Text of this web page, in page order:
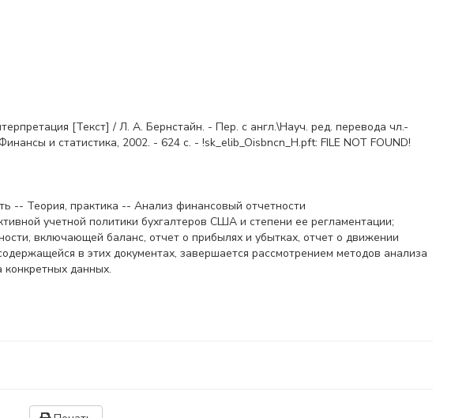
[Текст] / Л. А. Бернстайн. - Пер. с англ.\Науч. ред. перевода чл.-
и статистика, 2002. - 624 с. - !sk_elib_Oisbncn_H.pft: FILE NOT FOUND!
-- Теория, практика -- Анализ финансовый отчетности
учетной политики бухгалтеров США и степени ее регламентации;
включающей баланс, отчет о прибылях и убытках, отчет о движении
в этих документах, завершается рассмотрением методов анализа
данных.